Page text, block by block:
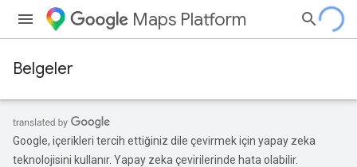
Maps Platform
Belgeler
Google, içerikleri tercih ettiğiniz dile çevirmek için yapay zeka
teknolojisini kullanır. Yapay zeka çevirilerinde hata olabilir.